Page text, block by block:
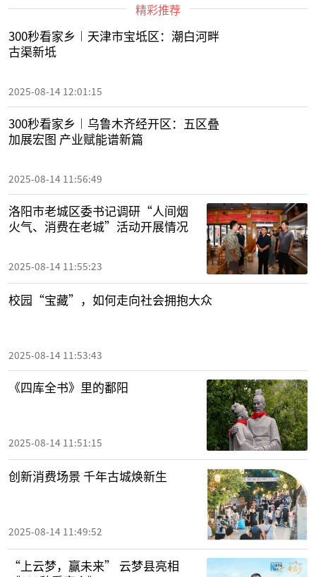
精彩推荐
300秒看家乡︱天津市宝坻区：潮白河畔
古渠新坻
2025-08-14 12:01:15
300秒看家乡︱乌鲁木齐经开区：五区叠
加展宏图 产业赋能谱新篇
2025-08-14 11:56:49
洛阳市老城区委书记调研“人间烟
火气、消费在老城”活动开展情况
2025-08-14 11:55:23
校园“宝藏”，如何走向社会拥抱大众
2025-08-14 11:53:43
《四库全书》里的鄱阳
2025-08-14 11:51:15
创新消费场景 千年古城焕新生
2025-08-14 11:49:52
“上云梦，赢未来” 云梦县亮相